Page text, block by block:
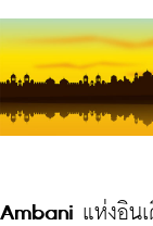
Ambani แห่งอิน